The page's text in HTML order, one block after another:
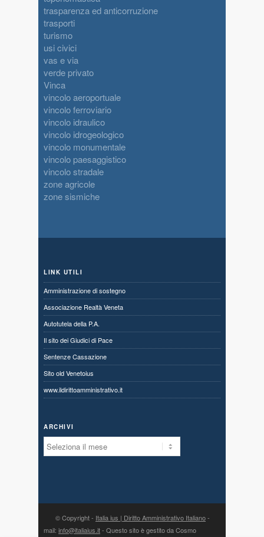
trasparenza ed anticorruzione
trasporti
turismo
usi civici
vas e via
verde privato
Vinca
vincolo aeroportuale
vincolo ferroviario
vincolo idraulico
vincolo idrogeologico
vincolo monumentale
vincolo paesaggistico
vincolo stradale
zone agricole
zone sismiche
LINK UTILI
Amministrazione di sostegno
Associazione Realtà Veneta
Autotutela della P.A.
Il sito dei Giudici di Pace
Sentenze Cassazione
Sito old Venetoius
www.ildirittoamministrativo.it
ARCHIVI
Archivi
© Copyright - Italia ius | Diritto Amministrativo Italiano-
mail: info@italiaius.it- Questo sito è gestito da Cosmo